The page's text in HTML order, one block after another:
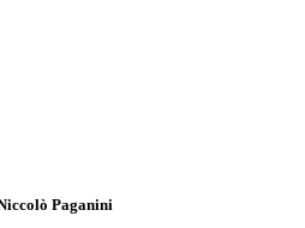
Paganini